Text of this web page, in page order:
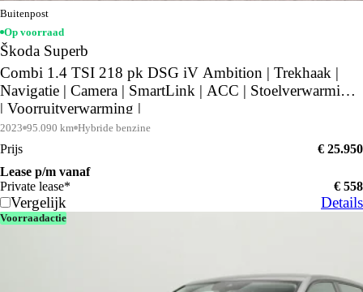
Buitenpost
Op voorraad
Škoda Superb
Combi 1.4 TSI 218 pk DSG iV Ambition | Trekhaak |
Navigatie | Camera | SmartLink | ACC | Stoelverwarming
| Voorruitverwarming |
2023 95.090 km Hybride benzine
Prijs
€ 25.950
Lease p/m vanaf
Private lease*
€ 558
Vergelijk Details
Voorraadactie